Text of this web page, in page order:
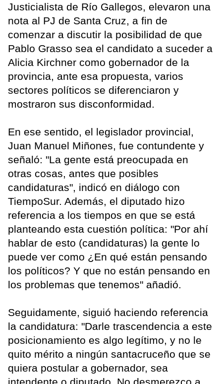
Justicialista de Río Gallegos, elevaron una
nota al PJ de Santa Cruz, a fin de
comenzar a discutir la posibilidad de que
Pablo Grasso sea el candidato a suceder a
Alicia Kirchner como gobernador de la
provincia, ante esa propuesta, varios
sectores políticos se diferenciaron y
mostraron sus disconformidad.
En ese sentido, el legislador provincial,
Juan Manuel Miñones, fue contundente y
señaló: "La gente está preocupada en
otras cosas, antes que posibles
candidaturas", indicó en diálogo con
TiempoSur. Además, el diputado hizo
referencia a los tiempos en que se está
planteando esta cuestión política: "Por ahí
hablar de esto (candidaturas) la gente lo
puede ver como ¿En qué están pensando
los políticos? Y que no están pensando en
los problemas que tenemos" añadió.
Seguidamente, siguió haciendo referencia
la candidatura: "Darle trascendencia a este
posicionamiento es algo legítimo, y no le
quito mérito a ningún santacruceño que se
quiera postular a gobernador, sea
intendente o diputado. No desmerezco a